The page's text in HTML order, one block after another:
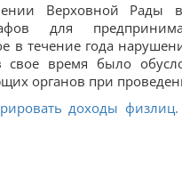
Верховной
для
в течение года
время было
органов при
доходы